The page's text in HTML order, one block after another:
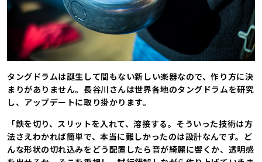
タングドラムは誕生して間もない新しい楽器なので、作り方に決
まりがありません。長谷川さんは世界各地のタングドラムを研究
し、アップデートに取り掛かります。
「鉄を切り、スリットを入れて、溶接する。そういった技術は方
法さえわかれば簡単で、本当に難しかったのは設計なんです。ど
んな形状の切れ込みをどう配置したら音が綺麗に響くか、透明感